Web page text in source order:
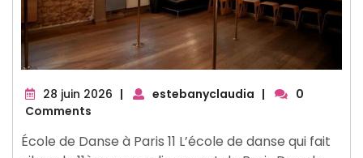
28 juin 2026 28
| estebanyclaudia |
0
Comments
École de Danse à Paris 11 L’école de danse qui fait